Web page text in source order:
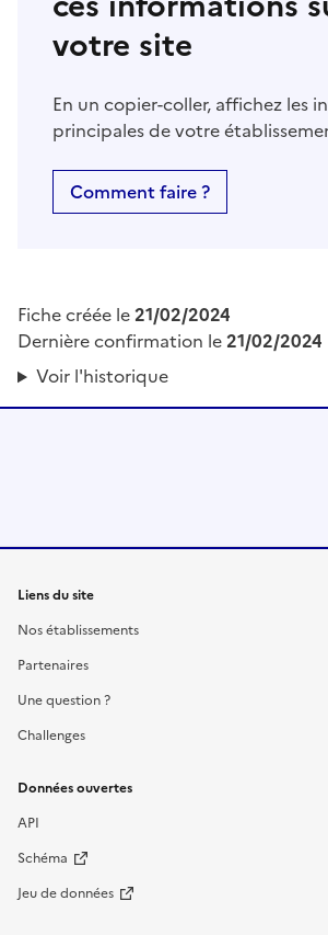
votre site
En un copier-coller, affichez les
principales de votre
Comment faire ?
Fiche créée le21/02/2024
Dernière confirmation le21/02/2024
Voir l'historique
Liens du site
Nos établissements
Partenaires
Une question ?
Challenges
Données ouvertes
API
Schéma
Jeu de données